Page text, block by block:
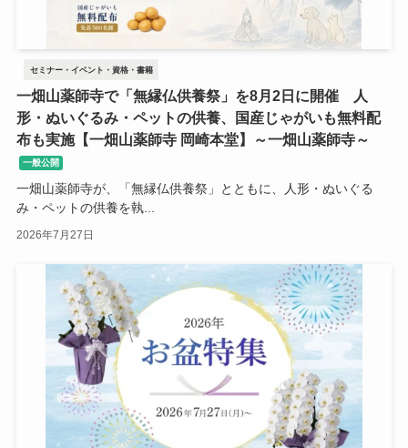
セミナー・イベント・資格・書籍
一畑山薬師寺で「無縁仏供養祭」を8月2日に開催 人
形・ぬいぐるみ・ペットの供養、国産じゃがいも無料配
布も実施【一畑山薬師寺 岡崎本堂】～一畑山薬師寺～
一般公開
一畑山薬師寺が、「無縁仏供養祭」とともに、人形・ぬいぐる
み・ペットの供養を執...
2026年7月27日